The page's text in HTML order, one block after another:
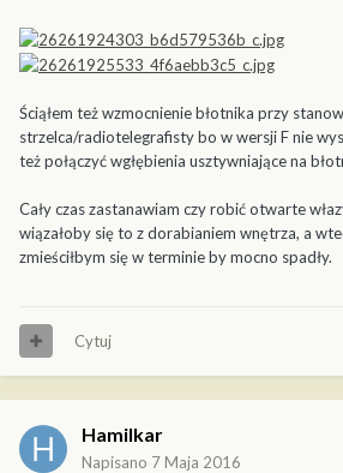
Ściąłem też wzmocnienie błotnika przy
strzelca/radiotelegrafisty bo w wersji F nie
też połączyć wgłębienia usztywniające na
Cały czas zastanawiam czy robić otwarte
wiązałoby się to z dorabianiem wnętrza, a
zmieściłbym się w terminie by mocno spadły.
Cytuj
Hamilkar
Napisano 7 Maja 2016